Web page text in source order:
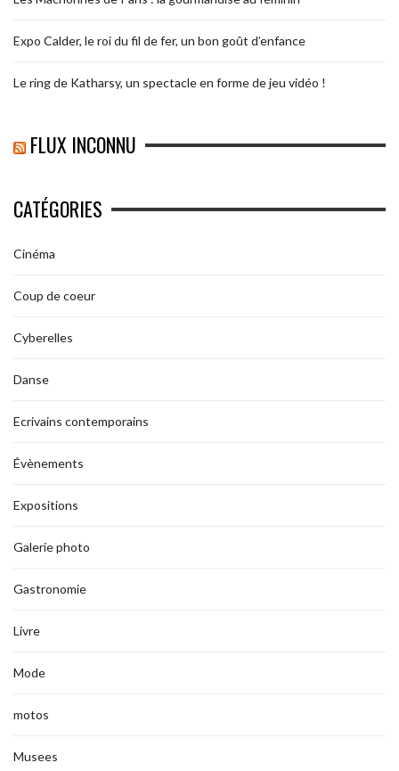
Expo Calder, le roi du fil de fer, un bon goût d’enfance
Le ring de Katharsy, un spectacle en forme de jeu vidéo !
FLUX INCONNU
CATÉGORIES
Cinéma
Coup de coeur
Cyberelles
Danse
Ecrivains contemporains
Évènements
Expositions
Galerie photo
Gastronomie
Livre
Mode
motos
Musees